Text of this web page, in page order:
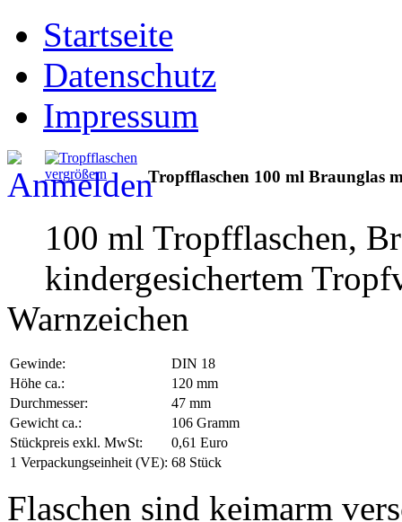
Startseite
Datenschutz
Impressum
vergrößern Tropfflaschen 100 ml Braunglas
100 ml Tropfflaschen,
kindergesichertem
Warnzeichen
Gewinde:
DIN 18
Höhe ca.:
120 mm
Durchmesser:
47 mm
Gewicht ca.:
106 Gramm
Stückpreis exkl. MwSt:
0,61 Euro
1 Verpackungseinheit (VE): 68 Stück
Flaschen sind keimarm